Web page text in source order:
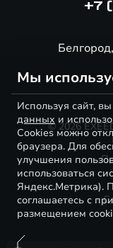
+7
© 2026
Мы
Используя сайт,
данных и
Cookies можно
браузера. Для
улучшения
использоваться
Яндекс.Метрика).
соглашаетесь с
размещением